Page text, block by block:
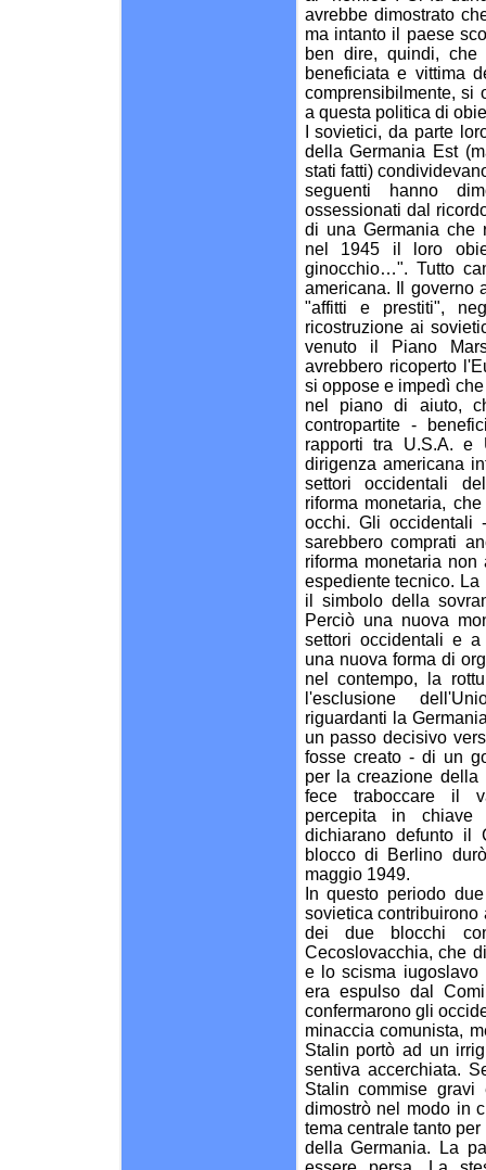
avrebbe dimostrato
ma intanto il paese
ben dire, quindi,
beneficiata e vittima
comprensibilmente, si
a questa politica di
I sovietici, da parte
della Germania Est
stati fatti)
seguenti hanno
ossessionati dal
di una Germania che
nel 1945 il loro
ginocchio…". Tutto
americana. Il governo
"affitti e prestiti",
ricostruzione ai
venuto il Piano
avrebbero ricoperto
si oppose e impedì
nel piano di aiuto,
contropartite -
rapporti tra U.S.A.
dirigenza americana
settori occidentali
riforma monetaria,
occhi. Gli
sarebbero comprati
riforma monetaria non
espediente tecnico.
il simbolo della
Perciò una nuova
settori occidentali e
una nuova forma di
nel contempo, la
l'esclusione
riguardanti la
un passo decisivo
fosse creato - di un
per la creazione della
fece traboccare il
percepita in
dichiarano defunto il
blocco di Berlino
maggio 1949.
In questo periodo
sovietica
dei due blocchi
Cecoslovacchia, che
e lo scisma
era espulso dal
confermarono gli
minaccia comunista,
Stalin portò ad un
sentiva accerchiata.
Stalin commise
dimostrò nel modo in
tema centrale tanto
della Germania. La